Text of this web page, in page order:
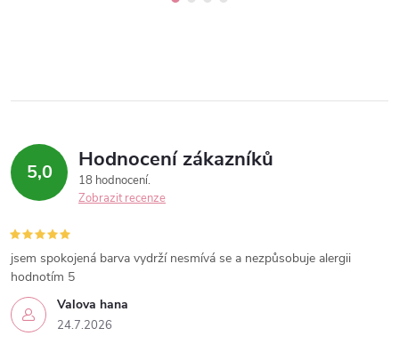
5,0 Hodnocení zákazníků
18 hodnocení
Zobrazit recenze
Valova hana
24.7.2026
jsem spokojená barva vydrží nesmívá se a nezpůsobuje alergii
hodnotím 5